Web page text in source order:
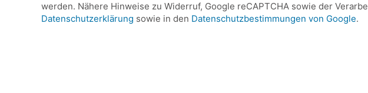
werden. Nähere Hinweise zu Widerruf, Google reCAPTCHA sowie der
Datenschutzerklärung sowie in den Datenschutzbestimmungen von Google.